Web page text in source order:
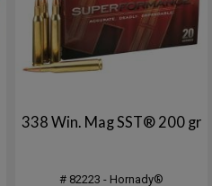
338 Win. Mag SST® 200 gr
# 82223 - Hornady®